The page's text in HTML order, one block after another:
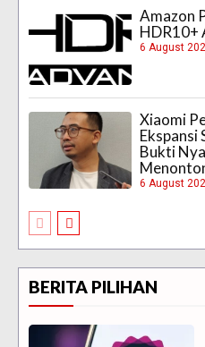
Amazon
HDR10+
6 August
Xiaomi
Ekspansi
Bukti
6 August
BERITA PILIHAN